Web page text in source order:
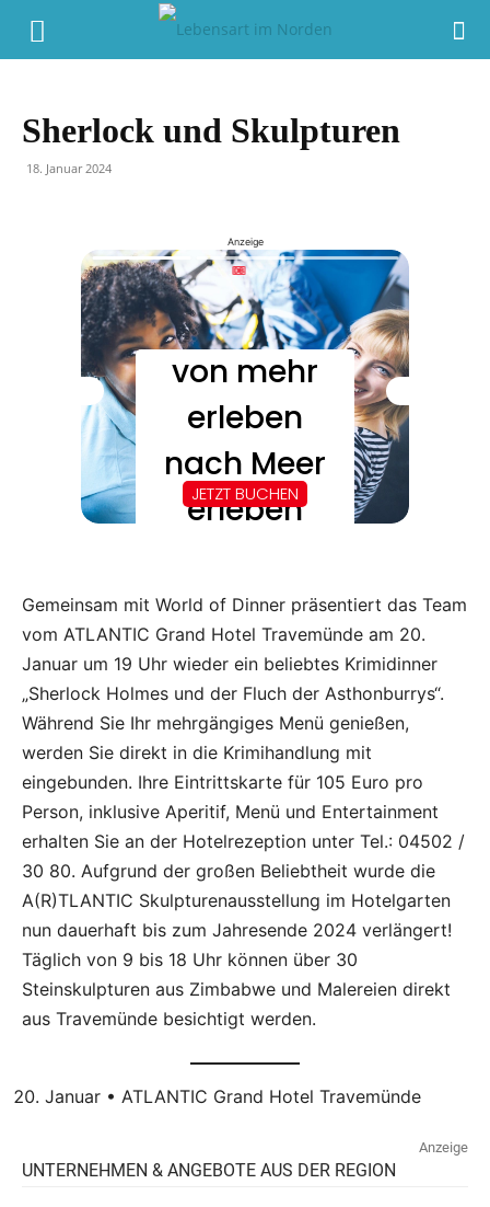
Sherlock und Skulpturen
18. Januar 2024
Anzeige
Gemeinsam mit World of Dinner präsentiert das Team
vom ATLANTIC Grand Hotel Travemünde am 20.
Januar um 19 Uhr wieder ein beliebtes Krimidinner
„Sherlock Holmes und der Fluch der Asthonburrys“.
Während Sie Ihr mehrgängiges Menü genießen,
werden Sie direkt in die Krimihandlung mit
eingebunden. Ihre Eintrittskarte für 105 Euro pro
Person, inklusive Aperitif, Menü und Entertainment
erhalten Sie an der Hotelrezeption unter Tel.: 04502 /
30 80. Aufgrund der großen Beliebtheit wurde die
A(R)TLANTIC Skulpturenausstellung im Hotelgarten
nun dauerhaft bis zum Jahresende 2024 verlängert!
Täglich von 9 bis 18 Uhr können über 30
Steinskulpturen aus Zimbabwe und Malereien direkt
aus Travemünde besichtigt werden.
Januar • ATLANTIC Grand Hotel Travemünde